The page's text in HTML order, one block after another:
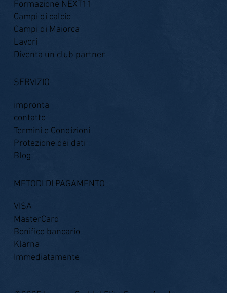
Formazione NEXT11
Campi di calcio
Campi di Maiorca
Lavori
Diventa un club partner
SERVIZIO
impronta
contatto
Termini e Condizioni
Protezione dei dati
Blog
METODI DI PAGAMENTO
VISA
MasterCard
Bonifico bancario
Klarna
Immediatamente